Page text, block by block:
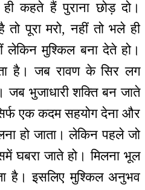
कहते हैं पुराना छोड़ दो।
पूरा मरो, नहीं तो भले ही
लेकिन मुश्किल बना देते हो।
है। जब रावण के सिर लग
जब भुजाधारी शक्ति बन जाते
एक कदम सहयोग देना और
हो जाता। लेकिन पहले जो
घबरा जाते हो। मिलना भूल
है। इसलिए मुश्किल अनुभव